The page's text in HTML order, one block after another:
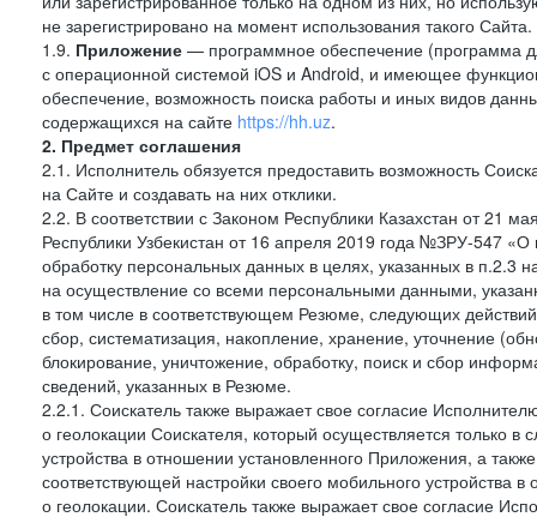
не зарегистрировано на момент использования такого Сайта.
1.9. Приложение — программное обеспечение (программа
с операционной системой iOS и Android, и имеющее
обеспечение, возможность поиска работы и иных видов
содержащихся на сайте https://hh.uz.
2. Предмет соглашения
2.1. Исполнитель обязуется предоставить возможность
на Сайте и создавать на них отклики.
2.2. В соответствии с Законом Республики Казахстан от
Республики Узбекистан от 16 апреля 2019 года №ЗРУ-547
обработку персональных данных в целях, указанных в
на осуществление со всеми персональными данными,
в том числе в соответствующем Резюме, следующих
сбор, систематизация, накопление, хранение, уточнение
блокирование, уничтожение, обработку, поиск и сбор
сведений, указанных в Резюме.
2.2.1. Соискатель также выражает свое согласие
о геолокации Соискателя, который осуществляется только
устройства в отношении установленного Приложения, а
соответствующей настройки своего мобильного устройства
о геолокации. Соискатель также выражает свое согласие